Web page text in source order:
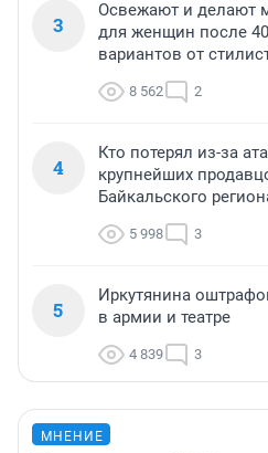
3
Освежают и делают
для женщин после
вариантов от
8 562 2
4
Кто потерял из-за
крупнейших
Байкальского
5 998 3
5
Иркутянина
в армии и театре
4 839 3
МНЕНИЕ